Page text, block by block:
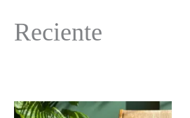
Reciente